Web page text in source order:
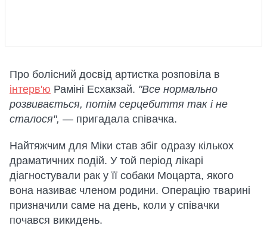
Про болісний досвід артистка розповіла в
інтерв'ю Раміні Есхакзай. "Все нормально
розвивається, потім серцебиття так і не
сталося", — пригадала співачка.
Найтяжчим для Міки став збіг одразу кількох
драматичних подій. У той період лікарі
діагностували рак у її собаки Моцарта, якого
вона називає членом родини. Операцію тварині
призначили саме на день, коли у співачки
почався викидень.